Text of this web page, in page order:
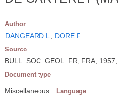
Author
DANGEARD L ; DORE F
Source
BULL. SOC. GEOL. FR; FRA;
Document type
Miscellaneous Language